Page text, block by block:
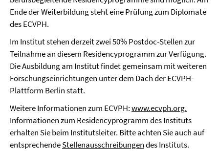
Ende der Weiterbildung steht eine Prüfung zum Diplomate
des ECVPH.
Im Institut stehen derzeit zwei 50% Postdoc-Stellen zur
Teilnahme an diesem Residencyprogramm zur Verfügung.
Die Ausbildung am Institut findet gemeinsam mit weiteren
Forschungseinrichtungen unter dem Dach der ECVPH-
Plattform Berlin statt.
Weitere Informationen zum ECVPH:www.ecvph.org.
Informationen zum Residencyprogramm des Instituts
erhalten Sie beim Institutsleiter. Bitte achten Sie auch auf
entsprechendeStellenausschreibungendes Instituts.